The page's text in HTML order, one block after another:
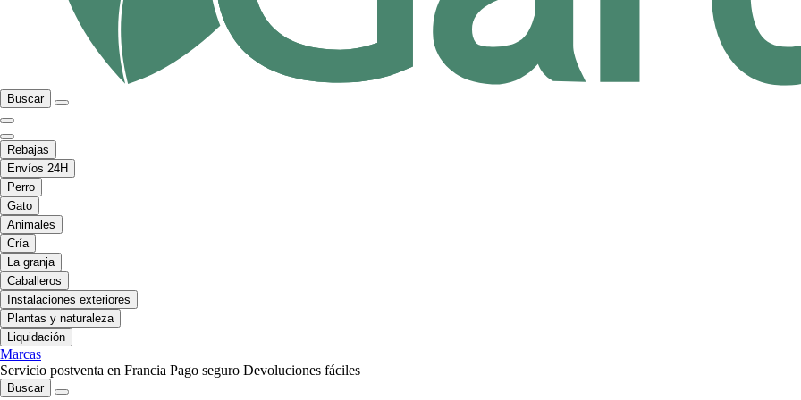
Buscar
Rebajas
Envíos 24H
Perro
Gato
Animales
Cría
La granja
Caballeros
Instalaciones exteriores
Plantas y naturaleza
Liquidación
Marcas
Servicio postventa en Francia Pago seguro Devoluciones fáciles
Buscar